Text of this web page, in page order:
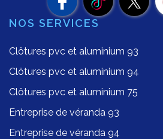
NOS SERVICES
Clôtures pvc et aluminium 93
Clôtures pvc et aluminium 94
Clôtures pvc et aluminium 75
Entreprise de véranda 93
Entreprise de véranda 94